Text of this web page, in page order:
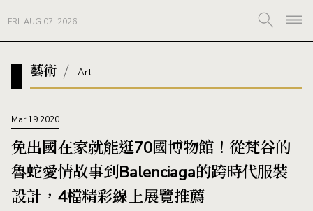
FRI. AUG 07, 2026
藝術 Art
Mar.19.2020
免出國在家就能逛70國博物館！從梵谷的
魯蛇愛情故事到Balenciaga的跨時代服裝
設計，4檔精彩線上展覽推薦